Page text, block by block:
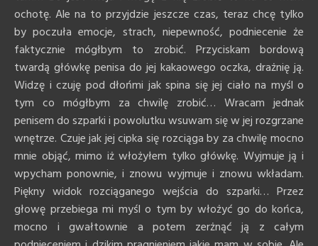
ochotę. Ale na to przyjdzie jeszcze czas, teraz chcę tylko
by poczuła emocje, strach, niepewność, podniecenie że
faktycznie mógłbym to zrobić. Przyciskam bordową
twardą główkę penisa do jej kakaowego oczka, drażnię ją.
Widzę i czuję pod dłońmi jak spina się jej ciało na myśl o
tym co mógłbym za chwilę zrobić… Wracam jednak
penisem do szparki i powolutku wsuwam się w jej rozgrzane
wnętrze. Czuje jak jej cipka się rozciąga by za chwilę mocno
mnie objąć, mimo iż włożyłem tylko główkę. Wyjmuje ją i
wpycham ponownie, i znowu wyjmuje i znowu wkładam.
Piękny widok rozciąganego wejścia do szparki… Przez
głowę przebiega mi myśl o tym by włożyć go do końca,
mocno i gwałtownie a potem zerżnąć ją z całym